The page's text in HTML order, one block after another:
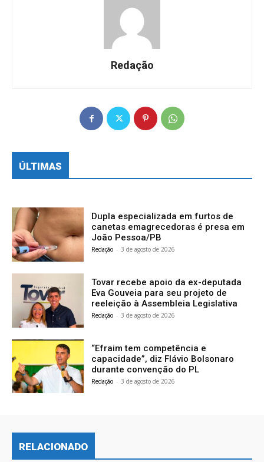
Redação
ÚLTIMAS
Dupla especializada em furtos de
canetas emagrecedoras é presa em
João Pessoa/PB
Redação - 3 de agosto de 2026
Tovar recebe apoio da ex-deputada
Eva Gouveia para seu projeto de
reeleição à Assembleia Legislativa
Redação - 3 de agosto de 2026
“Efraim tem competência e
capacidade”, diz Flávio Bolsonaro
durante convenção do PL
Redação - 3 de agosto de 2026
RELACIONADO